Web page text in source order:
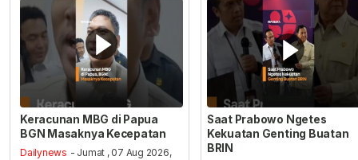
Keracunan MBG di Papua
BGN Masaknya Kecepatan
Dailynews - Jumat , 07 Aug 2026,
Saat Prabowo Ngetes
Kekuatan Genting Buatan
BRIN